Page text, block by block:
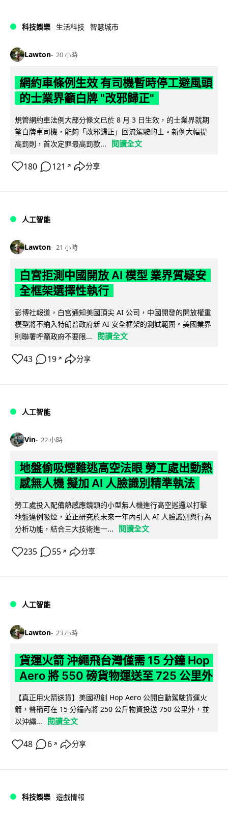
科技娛樂 生活科技 智慧城市
Lawton 20 小時
網約車條例生效 有司機暫時停工避風頭
的士業界籲白牌 "改邪歸正"
規管網約車法例大部分條文已於 8 月 3 日生效，的士業界就期
望白牌車司機，能夠「改邪歸正」回流駕駛的士。新例大幅提
高罰則，首次定罪最高罰款...
閱讀全文
180 121 ↗ 分享
人工智能
Lawton 21 小時
白宮拒測中國開放 AI 模型 業界質疑安
全框架選擇性執行
彭博社報道，白宮通知美國頂尖 AI 公司，中國開發的開放權重
模型將不納入特朗普政府新 AI 安全框架的測試範圍。美國業界
則聯署呼籲政府不要限...
閱讀全文
43 19 ↗ 分享
人工智能
Vin 22 小時
地盤偷吸煙難逃高空法眼 勞工處出動熱
感無人機 擬加 AI 人臉識別精準執法
勞工處投入配備熱感應鏡頭的小型無人機進行高空巡邏以打擊
地盤違例吸煙，並正研究於未來一年內引入 AI 人臉識別與行為
分析功能，結合三大技術進一...
閱讀全文
235 55 ↗ 分享
人工智能
Lawton 23 小時
貨運火箭 沖繩飛台灣僅需 15 分鐘 Hop
Aero 將 550 磅貨物運送至 725 公里外
【真正用火箭送貨】美國初創 Hop Aero 公開自動駕駛貨運火
箭，聲稱可在 15 分鐘內將 250 公斤物資投送 750 公里外，並
以沖繩...
閱讀全文
48 6 ↗ 分享
科技娛樂 遊戲情報